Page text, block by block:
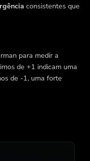
consistentes que
para medir a
de +1 indicam uma
de -1, uma forte